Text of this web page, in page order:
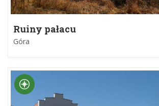
Ruiny pałacu
Góra